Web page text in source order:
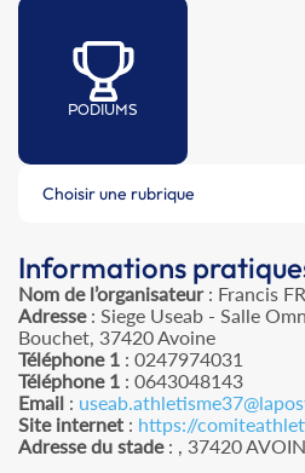
PODIUMS
Choisir une rubrique
Informations
Nom de l’organisateur: Francis
Adresse: Siege Useab - Salle
Bouchet, 37420 Avoine
Téléphone 1 : 0247974031
Téléphone 1 : 0643048143
Email :
Site internet : https://
Adresse du stade: , 37420